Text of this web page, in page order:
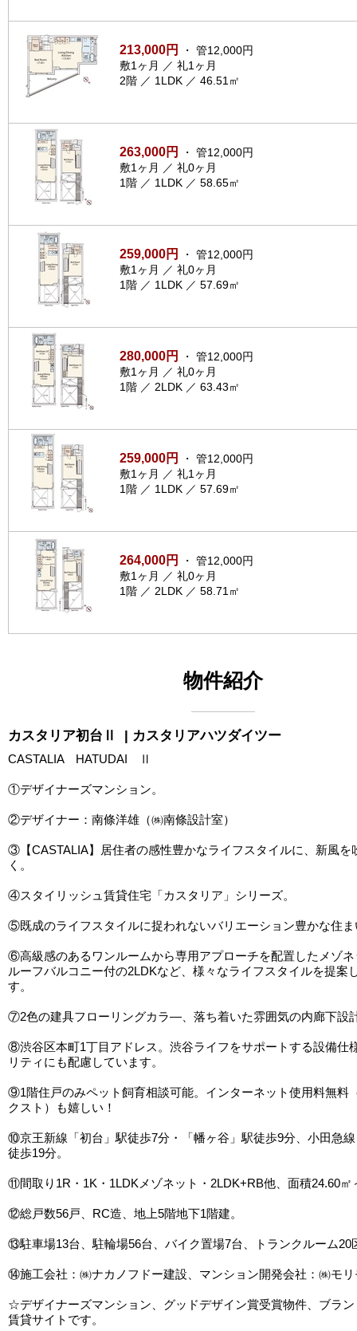
213,000円
・ 管12,000円
敷1ヶ月 ／ 礼1ヶ月
2階 ／ 1LDK ／ 46.51㎡
263,000円
・ 管12,000円
敷1ヶ月 ／ 礼0ヶ月
1階 ／ 1LDK ／ 58.65㎡
259,000円
・ 管12,000円
敷1ヶ月 ／ 礼0ヶ月
1階 ／ 1LDK ／ 57.69㎡
280,000円
・ 管12,000円
敷1ヶ月 ／ 礼0ヶ月
1階 ／ 2LDK ／ 63.43㎡
259,000円
・ 管12,000円
敷1ヶ月 ／ 礼1ヶ月
1階 ／ 1LDK ／ 57.69㎡
264,000円
・ 管12,000円
敷1ヶ月 ／ 礼0ヶ月
1階 ／ 2LDK ／ 58.71㎡
物件紹介
カスタリア初台Ⅱ | カスタリアハツダイツー
CASTALIA HATUDAI Ⅱ
①デザイナーズマンション。
②デザイナー：南條洋雄（㈱南條設計室）
③【CASTALIA】居住者の感性豊かなライフスタイルに、新風を
く。
④スタイリッシュ賃貸住宅「カスタリア」シリーズ。
⑤既成のライフスタイルに捉われないバリエーション豊かな住
⑥高級感のあるワンルームから専用アプローチを配置したメゾ
ルーフバルコニー付の2LDKなど、様々なライフスタイルを提案
す。
⑦2色の建具フローリングカラ―、落ち着いた雰囲気の内廊下設
⑧渋谷区本町1丁目アドレス。渋谷ライフをサポートする設備仕
リティにも配慮しています。
⑨1階住戸のみペット飼育相談可能。インターネット使用料無料
クスト）も嬉しい！
⑩京王新線「初台」駅徒歩7分・「幡ヶ谷」駅徒歩9分、小田急
徒歩19分。
⑪間取り1R・1K・1LDKメゾネット・2LDK+RB他、面積24.60㎡
⑫総戸数56戸、RC造、地上5階地下1階建。
⑬駐車場13台、駐輪場56台、バイク置場7台、トランクルーム20
⑭施工会社：㈱ナカノフドー建設、マンション開発会社：㈱モリ
☆デザイナーズマンション、グッドデザイン賞受賞物件、ブラ
賃貸サイトです。